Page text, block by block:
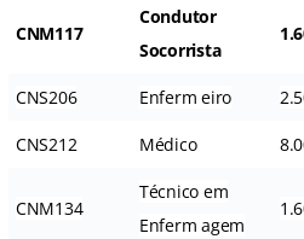
CNM117
Condutor
Socorrista
CNS206 Enferm eiro
CNS212 Médico
CNM134
Técnico em
Enferm agem